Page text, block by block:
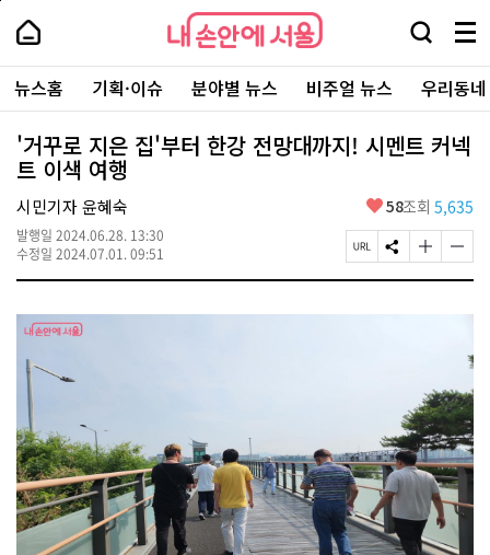
본
로
가
내
손
안
에
서
울
-
서
울
시
대
표
소
통
포
내
손
에
울
검
창
열
기
메
뉴
전
체
보
기
주
요
서
뉴스홈 기획·이슈 분야별 뉴스 비주얼 뉴스 우리동
'거꾸로 지은 집'부터 한강 전망대까지! 시멘트 커넥
트 이색 여행
시민기자 윤혜숙
발행일 2024.06.28. 13:30
수정일 2024.07.01. 09:51
좋
요
58조회 5,635
페
이
U
S
N
공
글
자
경
하
기
글
자
기
변
경
하
기
페
상
단
로